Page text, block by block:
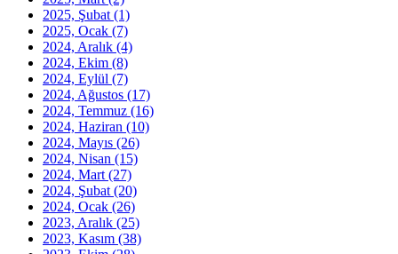
2025, Şubat (1)
2025, Ocak (7)
2024, Aralık (4)
2024, Ekim (8)
2024, Eylül (7)
2024, Ağustos (17)
2024, Temmuz (16)
2024, Haziran (10)
2024, Mayıs (26)
2024, Nisan (15)
2024, Mart (27)
2024, Şubat (20)
2024, Ocak (26)
2023, Aralık (25)
2023, Kasım (38)